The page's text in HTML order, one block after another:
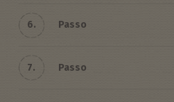
6. Passo
7. Passo